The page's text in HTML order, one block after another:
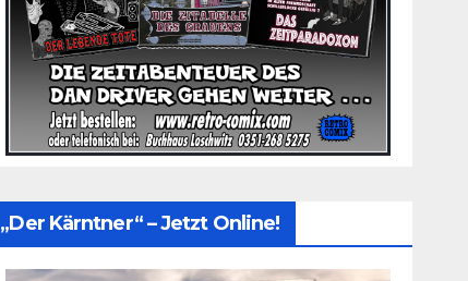
„Der Kärntner“ – Jetzt Online!